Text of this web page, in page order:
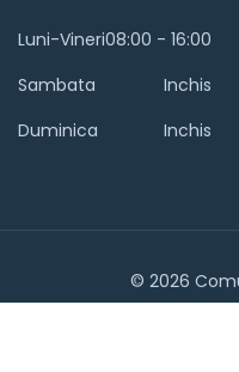
Luni-Vineri08:00 - 16:00
Sambata
Inchis
Duminica
Inchis
© 2026